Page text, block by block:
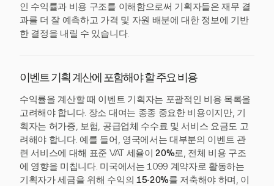
인 수익률과 비용 구조를 이해함으로써 기획자들은 재무 결
과를 더 잘 예측하고 가격 및 자원 배분에 대한 정보에 기반
한 결정을 내릴 수 있습니다.
이벤트 기획 계산에 포함해야 할 주요 비용
수익률을 계산할 때 이벤트 기획자는 포괄적인 비용 목록을
고려해야 합니다. 장소 대여는 종종 중요한 비용이지만, 기
획자는 허가증, 보험, 공급업체 수수료 및 서비스 요금도 고
려해야 합니다. 예를 들어, 영국에서는 대부분의 이벤트 관
련 서비스에 대해 표준 VAT 세율이20%로, 전체 비용 구조
에 영향을 미칩니다. 미국에서는 1099 계약자로 활동하는
기획자가 세금을 위해 수익의 15-20%를 저축해야 하며, 이